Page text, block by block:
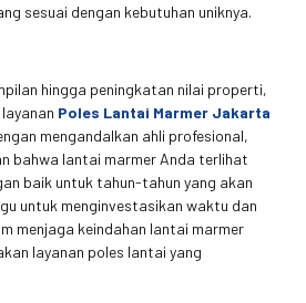
sesuai dengan kebutuhan uniknya.
hingga peningkatan nilai properti,
Poles Lantai Marmer Jakarta
mengandalkan ahli profesional,
bahwa lantai marmer Anda terlihat
baik untuk tahun-tahun yang akan
untuk menginvestasikan waktu dan
menjaga keindahan lantai marmer
layanan poles lantai yang